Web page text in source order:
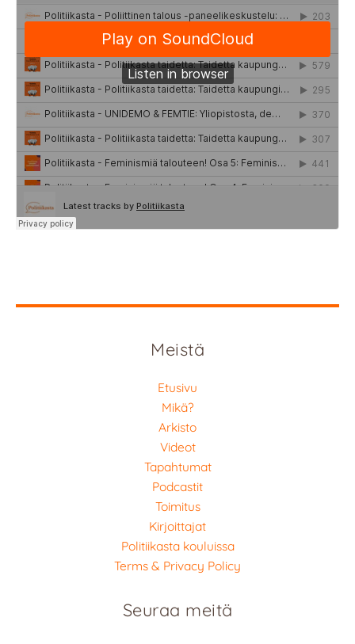
Meistä
Etusivu
Mikä?
Arkisto
Videot
Tapahtumat
Podcastit
Toimitus
Kirjoittajat
Politiikasta kouluissa
Terms & Privacy Policy
Seuraa meitä